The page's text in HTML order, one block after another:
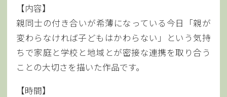
【内容】
親同士の付き合いが希薄になっている今日「親が
変わらなければ子どもはかわらない」という気持
ちで家庭と学校と地域とが密接な連携を取り合う
ことの大切さを描いた作品です。
【時間】